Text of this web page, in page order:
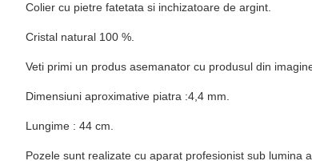
Colier cu pietre fatetata si inchizatoare de argint.
Cristal natural 100 %.
Veti primi un produs asemanator cu produsul din
Dimensiuni aproximative piatra :4,4 mm.
Lungime : 44 cm.
Pozele sunt realizate cu aparat profesionist sub lumina